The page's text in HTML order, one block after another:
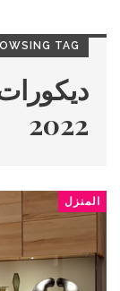
TAG
2022
المنزل